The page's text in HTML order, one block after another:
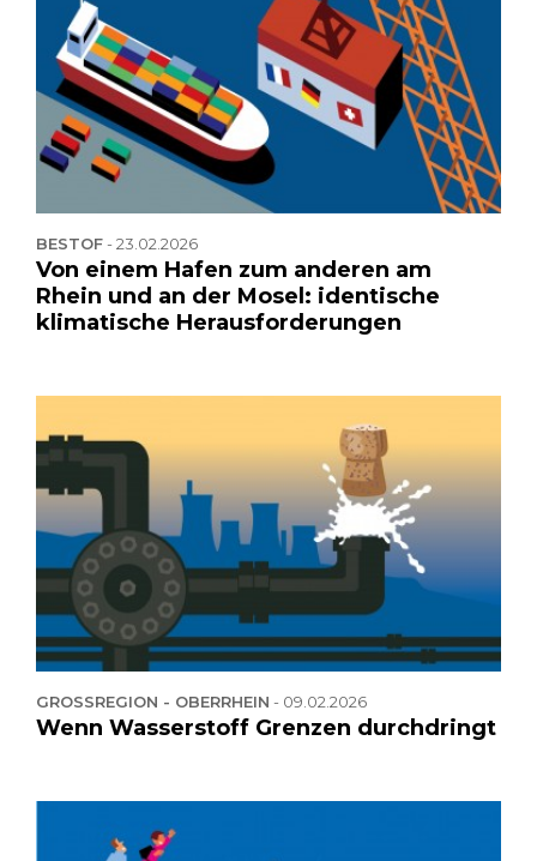
BESTOF-23.02.2026
Von einem Hafen zum anderen am
Rhein und an der Mosel: identische
klimatische Herausforderungen
GROSSREGION - OBERRHEIN - 09.02.2026
Wenn Wasserstoff Grenzen durchdringt